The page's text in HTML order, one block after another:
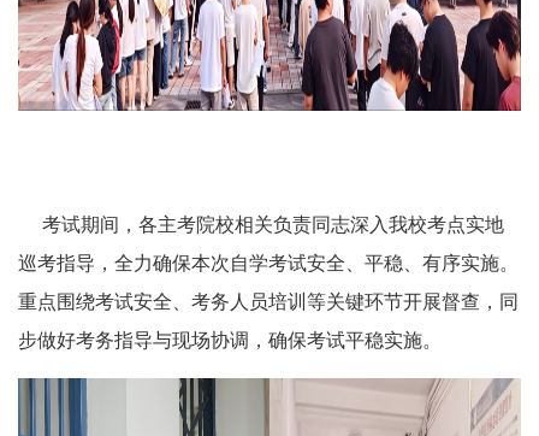
考试期间，各主考院校相关负责同志深入我校考点实地
巡考指导，全力确保本次自学考试安全、平稳、有序实施。
重点围绕考试安全、考务人员培训等关键环节开展督查，同
步做好考务指导与现场协调，确保考试平稳实施。